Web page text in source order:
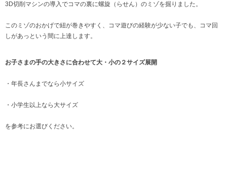
3D切削マシンの導入でコマの裏に螺旋（らせん）のミゾを掘りました。
このミゾのおかげで紐が巻きやすく、コマ遊びの経験が少ない子でも、コマ回
しがあっという間に上達します。
お子さまの手の大きさに合わせて大・小の２サイズ展開
・年長さんまでなら小サイズ
・小学生以上なら大サイズ
を参考にお選びください。